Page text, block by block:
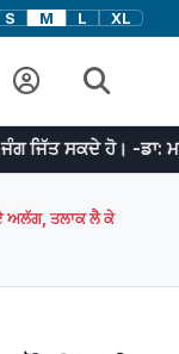
S M L XL
-ਡਾ: ਮਨਮੋਹਨ ਸਿੰਘ
ਅਲੱਗ, ਤਲਾਕ ਲੈ ਕੇ